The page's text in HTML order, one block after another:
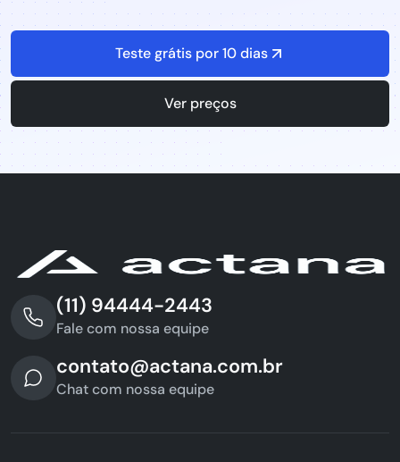
Teste grátis por 10 dias
Ver preços
(11) 94444-2443
Fale com nossa equipe
contato@actana.com.br
Chat com nossa equipe